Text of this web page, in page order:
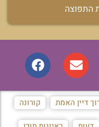
התפוצה
דיין האמת קורונה